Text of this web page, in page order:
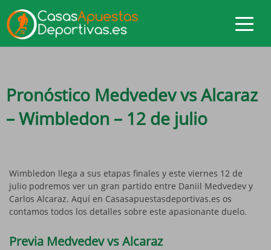
Pronóstico Medvedev vs Alcaraz
– Wimbledon – 12 de julio
Wimbledon llega a sus etapas finales y este viernes 12 de
julio podremos ver un gran partido entre Daniil Medvedev y
Carlos Alcaraz. Aquí en Casasapuestasdeportivas.es os
contamos todos los detalles sobre este apasionante duelo.
Previa Medvedev vs Alcaraz